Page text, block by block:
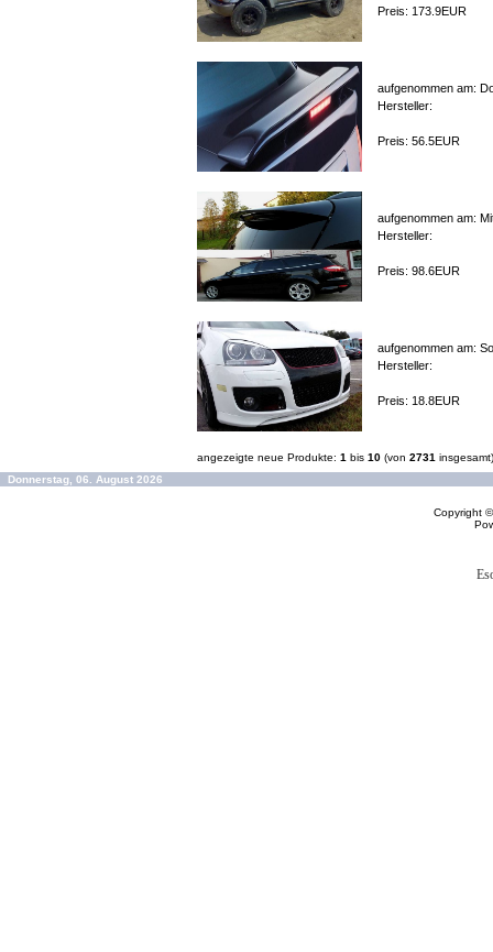
Preis: 173.9EUR
aufgenommen am:
Hersteller:
Preis: 56.5EUR
aufgenommen am:
Hersteller:
Preis: 98.6EUR
aufgenommen am:
Hersteller:
Preis: 18.8EUR
angezeigte neue Produkte: 1 bis 10 (von 2731 insgesamt)
Donnerstag, 06. August 2026
Copyright